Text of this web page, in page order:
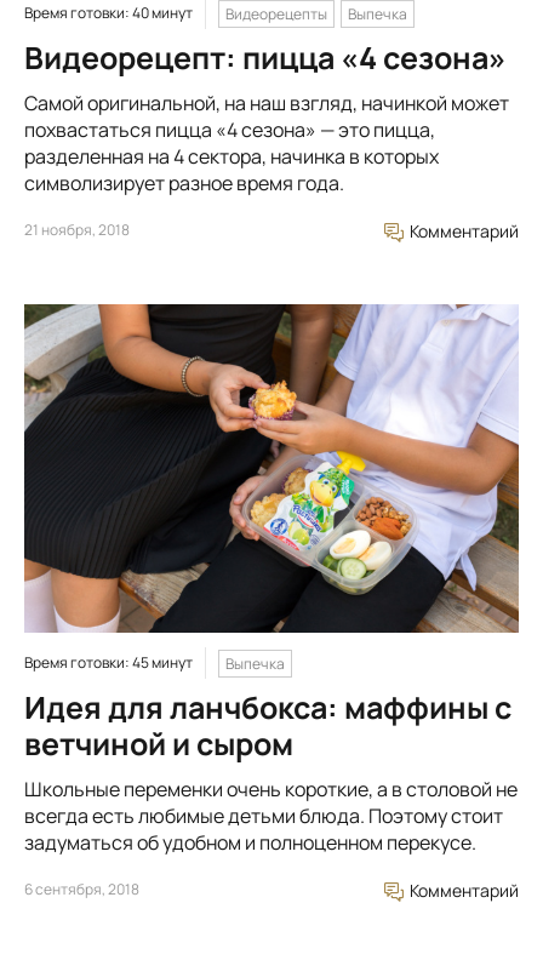
Время готовки: 40 минут Видеорецепты Выпечка
Видеорецепт: пицца «4 сезона»
Самой оригинальной, на наш взгляд, начинкой может
похвастаться пицца «4 сезона» — это пицца,
разделенная на 4 сектора, начинка в которых
символизирует разное время года.
21 ноября, 2018 Комментарий
Время готовки: 45 минут Выпечка
Идея для ланчбокса: маффины с
ветчиной и сыром
Школьные переменки очень короткие, а в столовой не
всегда есть любимые детьми блюда. Поэтому стоит
задуматься об удобном и полноценном перекусе.
6 сентября, 2018 Комментарий